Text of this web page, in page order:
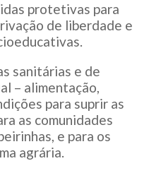
protetivas para
de liberdade e
sanitárias e de
– alimentação,
para suprir as
as comunidades
e para os
agrária.